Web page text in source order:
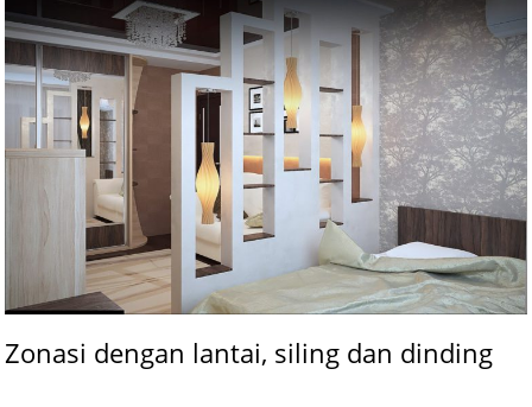
Zonasi dengan lantai, siling dan dinding